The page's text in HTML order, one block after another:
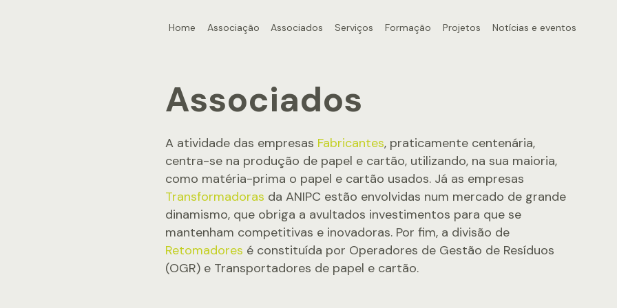
Home Associação Associados Serviços Formação Projetos Notícias e eventos
Associados
A atividade das empresas Fabricantes, praticamente centenária,
centra-se na produção de papel e cartão, utilizando, na sua maioria,
como matéria-prima o papel e cartão usados. Já as empresas
Transformadoras da ANIPC estão envolvidas num mercado de grande
dinamismo, que obriga a avultados investimentos para que se
mantenham competitivas e inovadoras. Por fim, a divisão de
Retomadores é constituída por Operadores de Gestão de Resíduos
(OGR) e Transportadores de papel e cartão.